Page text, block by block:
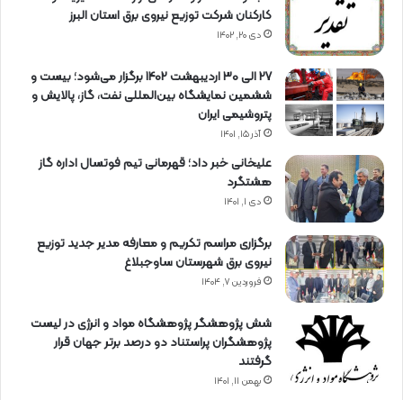
کارکنان شرکت توزیع نیروی برق استان البرز
دی ۲۰, ۱۴۰۲
27 الی 30 اردیبهشت 1402 برگزار می‌شود؛ بیست و
ششمین نمایشگاه بین‌المللی نفت، گاز، پالایش و
پتروشیمی ایران
آذر ۱۵, ۱۴۰۱
علیخانی خبر داد؛ قهرمانی تیم فوتسال اداره گاز
هشتگرد
دی ۱, ۱۴۰۱
برگزاری مراسم تكریم و معارفه مدیر جدید توزیع
نیروی برق شهرستان ساوجبلاغ
فروردین ۷, ۱۴۰۴
شش پژوهشگر پژوهشگاه مواد و انرژی در لیست
پژوهشگران پراستناد دو درصد برتر جهان قرار
گرفتند
بهمن ۱۱, ۱۴۰۱